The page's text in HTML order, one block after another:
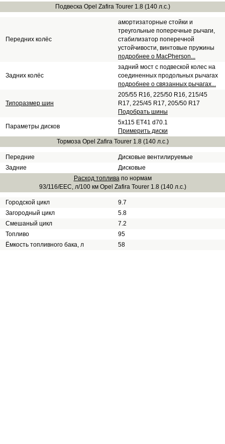
Подвеска Opel Zafira Tourer 1.8 (140 л.с.)
Передних колёс
амортизаторные стойки и
треугольные поперечные рычаги,
стабилизатор поперечной
устойчивости, винтовые пружины
подробнее о MacPherson...
Задних колёс
задний мост с подвеской колес на
соединенных продольных рычагах
подробнее о связанных рычагах...
Типоразмер шин
205/55 R16, 225/50 R16, 215/45
R17, 225/45 R17, 205/50 R17
Подобрать шины
Параметры дисков
5x115 ET41 d70.1
Примерить диски
Тормоза Opel Zafira Tourer 1.8 (140 л.с.)
Передние
Дисковые вентилируемые
Задние
Дисковые
Расход топливапо нормам
93/116/EEC, л/100 км Opel Zafira Tourer 1.8 (140 л.с.)
Городской цикл
9.7
Загородный цикл
5.8
Смешаный цикл
7.2
Топливо
95
Ёмкость топливного бака, л
58